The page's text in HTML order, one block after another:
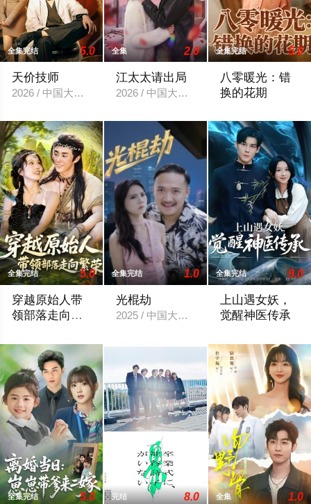
全集完结 5.0
天价技师
2026 / 中国大陆 / 焦雪睿＆周瑾阳
全集 2.0
江太太请出局
2026 / 中国大陆 / 刘旭＆刘欣然
全集完结 5.0
八零暖光：错
换的花期
全集完结 5.0
穿越原始人带
领部落走向繁
全集完结 1.0
光棍劫
2025 / 中国大陆 / 女频恋爱
全集完结 9.0
上山遇女妖，
觉醒神医传承
全集完结 5.0 完结 8.0 全集 1.0